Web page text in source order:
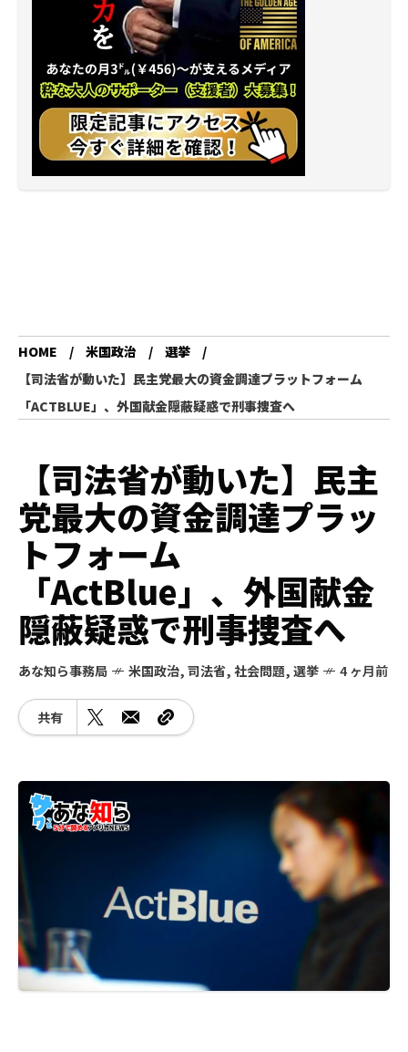
HOME 米国政治
選挙
【司法省が動いた】民主党最大の資金調達プラットフォーム
「ACTBLUE」、外国献金隠蔽疑惑で刑事捜査へ
【司法省が動いた】民主
党最大の資金調達プラッ
トフォーム
「ActBlue」、外国献金
隠蔽疑惑で刑事捜査へ
あな知ら事務局 米国政治, 司法省, 社会問題, 選挙 4 ヶ月前
共有